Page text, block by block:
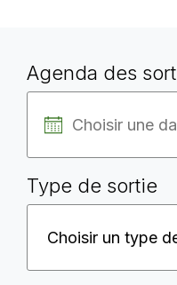
Agenda des
Type de sortie